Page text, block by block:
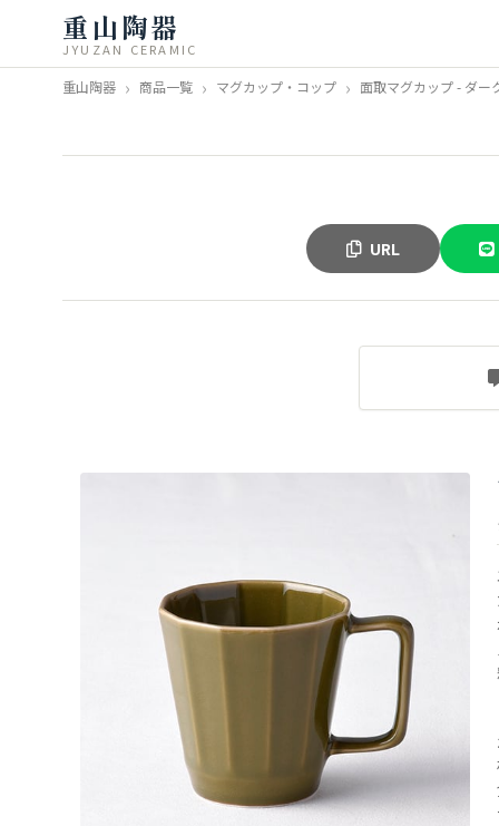
重山陶器
JYUZAN CERAMIC
重山陶器 商品一覧 マグカップ・コップ 面取マグカップ - ダー
URL